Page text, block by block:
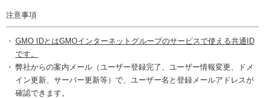
注意事項
GMO IDとはGMOインターネットグループのサービスで使える共通ID
です。
弊社からの案内メール（ユーザー登録完了、ユーザー情報変更、ドメ
イン更新、サーバー更新等）で、ユーザー名と登録メールアドレスが
確認できます。